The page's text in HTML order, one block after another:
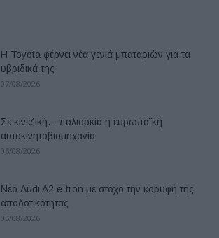
Η Toyota φέρνει νέα γενιά μπαταριών για τα
υβριδικά της
07/08/2026
Σε κινεζική… πολιορκία η ευρωπαϊκή
αυτοκινητοβιομηχανία
06/08/2026
Νέο Audi A2 e-tron με στόχο την κορυφή της
αποδοτικότητας
05/08/2026